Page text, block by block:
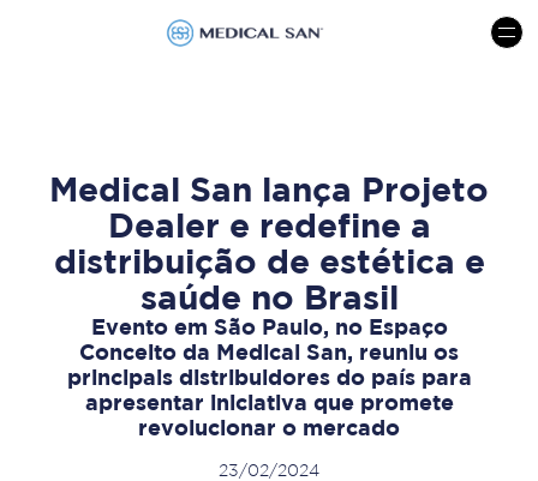
menu
Medical San lança Projeto
Dealer e redefine a
distribuição de estética e
saúde no Brasil
Evento em São Paulo, no Espaço
Conceito da Medical San, reuniu os
principais distribuidores do país para
apresentar iniciativa que promete
revolucionar o mercado
23/02/2024